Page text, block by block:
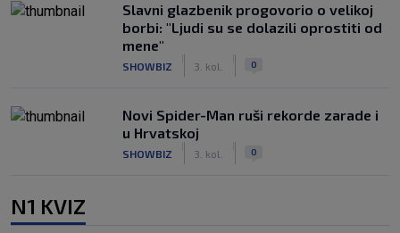
Slavni glazbenik progovorio o velikoj
borbi: "Ljudi su se dolazili oprostiti od
mene"
SHOWBIZ 3. kol. 0
Novi Spider-Man ruši rekorde zarade i
u Hrvatskoj
SHOWBIZ 3. kol. 0
N1 KVIZ